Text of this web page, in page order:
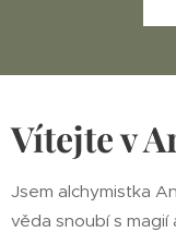
Vítejte v
Jsem alchymistka
věda snoubí s magií